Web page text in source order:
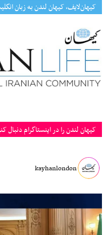
کیهان‌لایف، کیهان لندن به زبان
کیهان لندن را در اینستاگرام دنبال
kayhanlondon